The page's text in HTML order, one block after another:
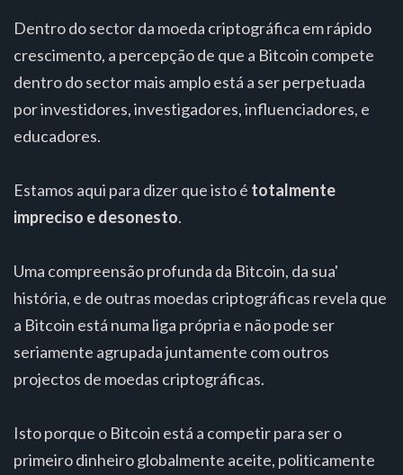
Dentro do sector da moeda criptográfica em rápido
crescimento, a percepção de que a Bitcoin compete
dentro do sector mais amplo está a ser perpetuada
por investidores, investigadores, influenciadores, e
educadores.
Estamos aqui para dizer que isto é totalmente
impreciso e desonesto.
Uma compreensão profunda da Bitcoin, da sua'
história, e de outras moedas criptográficas revela que
a Bitcoin está numa liga própria e não pode ser
seriamente agrupada juntamente com outros
projectos de moedas criptográficas.
Isto porque o Bitcoin está a competir para ser o
primeiro dinheiro globalmente aceite, politicamente